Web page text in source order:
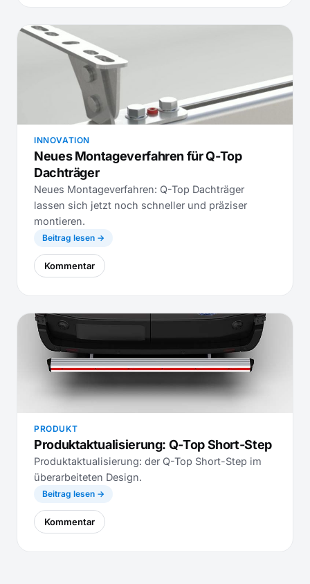
INNOVATION
Neues Montageverfahren für Q-Top
Dachträger
Neues Montageverfahren: Q-Top Dachträger
lassen sich jetzt noch schneller und präziser
montieren.
Beitrag lesen →
Kommentar
PRODUKT
Produktaktualisierung: Q-Top Short-Step
Produktaktualisierung: der Q-Top Short-Step im
überarbeiteten Design.
Beitrag lesen →
Kommentar